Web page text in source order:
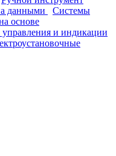
данными
Системы
основе
управления и индикации